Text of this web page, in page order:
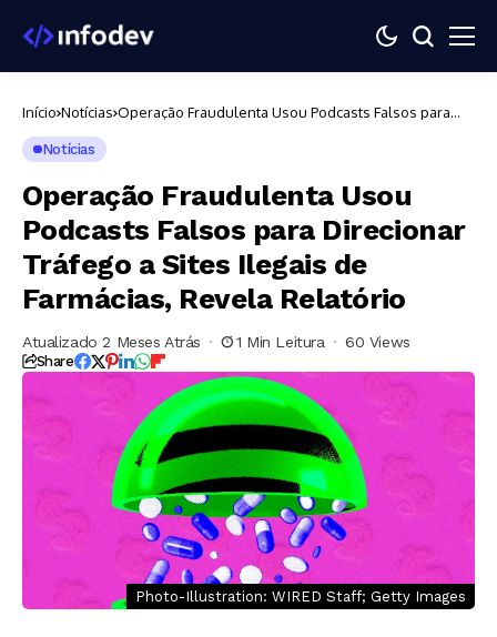
Início Notícias Operação Fraudulenta Usou Podcasts Falsos para
Notícias
Operação Fraudulenta Usou
Podcasts Falsos para Direcionar
Tráfego a Sites Ilegais de
Farmácias, Revela Relatório
Atualizado 2 Meses Atrás 1 Min Leitura 60 Views
Share
Photo-Illustration: WIRED Staff; Getty Images